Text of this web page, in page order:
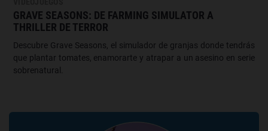
GRAVE SEASONS: DE FARMING SIMULATOR A
THRILLER DE TERROR
Descubre Grave Seasons, el simulador de granjas donde tendrás
que plantar tomates, enamorarte y atrapar a un asesino en serie
sobrenatural.